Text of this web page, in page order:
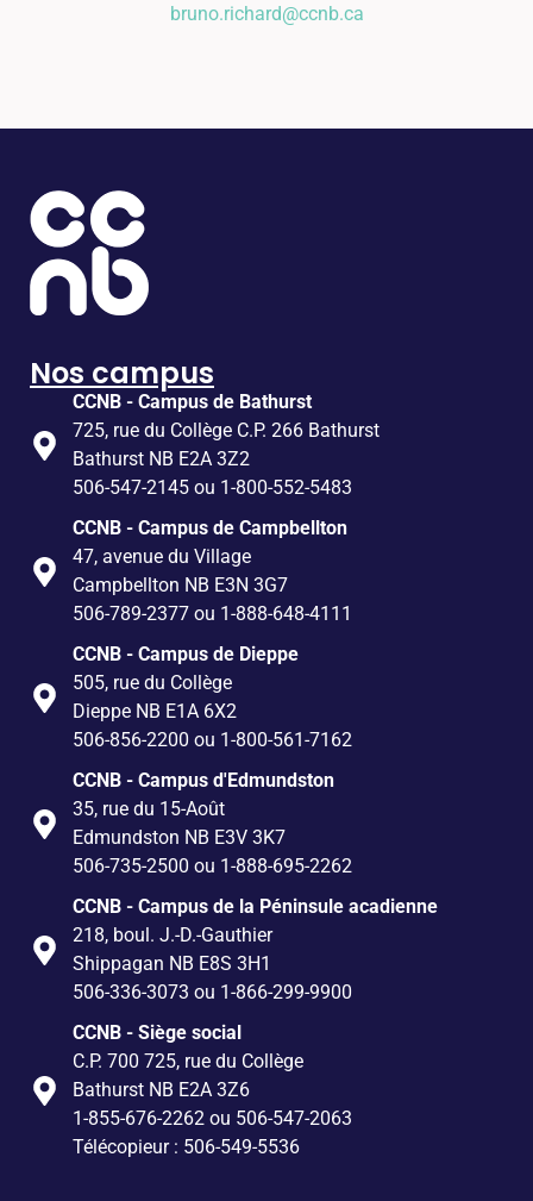
bruno.richard@ccnb.ca
Nos campus
CCNB - Campus de Bathurst
725, rue du Collège C.P. 266 Bathurst
Bathurst NB E2A 3Z2
506-547-2145 ou 1-800-552-5483
CCNB - Campus de Campbellton
47, avenue du Village
Campbellton NB E3N 3G7
506-789-2377 ou 1-888-648-4111
CCNB - Campus de Dieppe
505, rue du Collège
Dieppe NB E1A 6X2
506-856-2200 ou 1-800-561-7162
CCNB - Campus d'Edmundston
35, rue du 15-Août
Edmundston NB E3V 3K7
506-735-2500 ou 1-888-695-2262
CCNB - Campus de la Péninsule acadienne
218, boul. J.-D.-Gauthier
Shippagan NB E8S 3H1
506-336-3073 ou 1-866-299-9900
CCNB - Siège social
C.P. 700 725, rue du Collège
Bathurst NB E2A 3Z6
1-855-676-2262 ou 506-547-2063
Télécopieur : 506-549-5536